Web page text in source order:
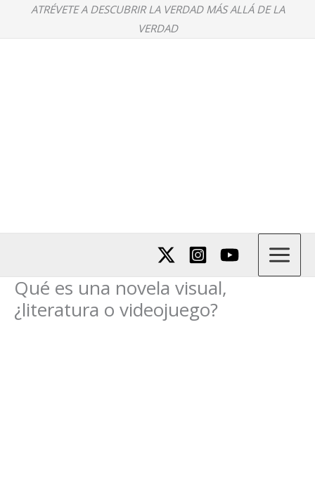
ATRÉVETE A DESCUBRIR LA VERDAD MÁS ALLÁ DE LA
VERDAD
Qué es una novela visual,
¿literatura o videojuego?